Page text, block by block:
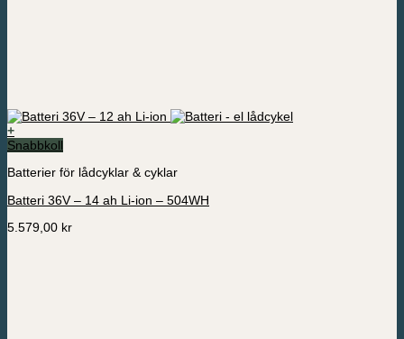
+
Snabbkoll
Batterier för lådcyklar & cyklar
Batteri 36V – 14 ah Li-ion – 504WH
5.579,00 kr